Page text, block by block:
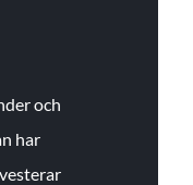
och
har